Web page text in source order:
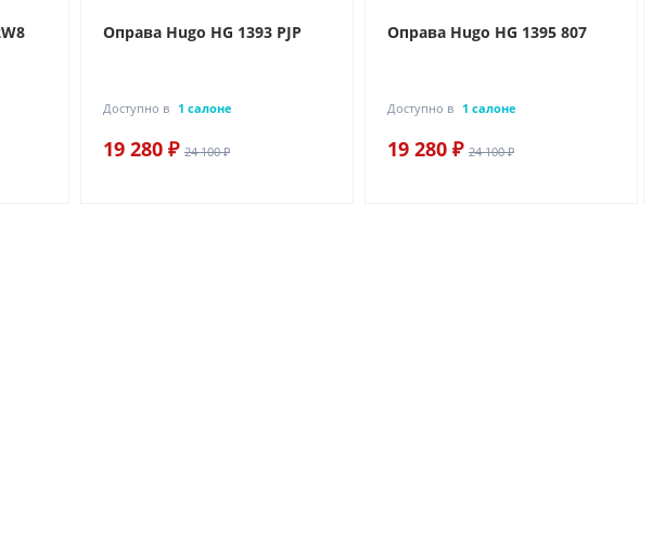
Оправа Hugo HG 1393 PJP
Доступно в 1 салоне
19 280 ₽ 24 100 ₽
Оправа Hugo HG 1395 807
Доступно в 1 салоне
19 280 ₽ 24 100 ₽